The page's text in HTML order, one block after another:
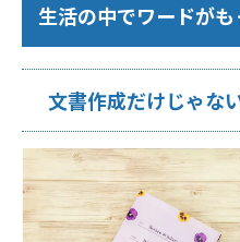
生活の中でワードがも
文書作成だけじゃな